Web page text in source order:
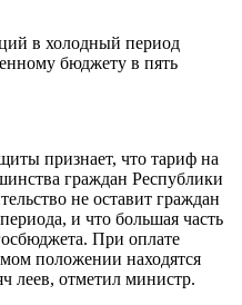
в холодный период
бюджету в пять
признает, что тариф на
граждан Республики
не оставит граждан
и что большая часть
При оплате
положении находятся
леев, отметил министр.